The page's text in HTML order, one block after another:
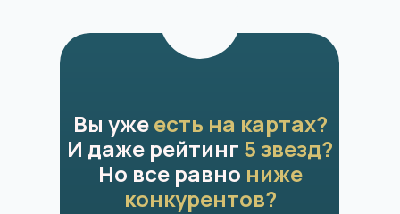
Вы ужеесть на картах?
И даже рейтинг 5 звезд?
Но все равно ниже
конкурентов?